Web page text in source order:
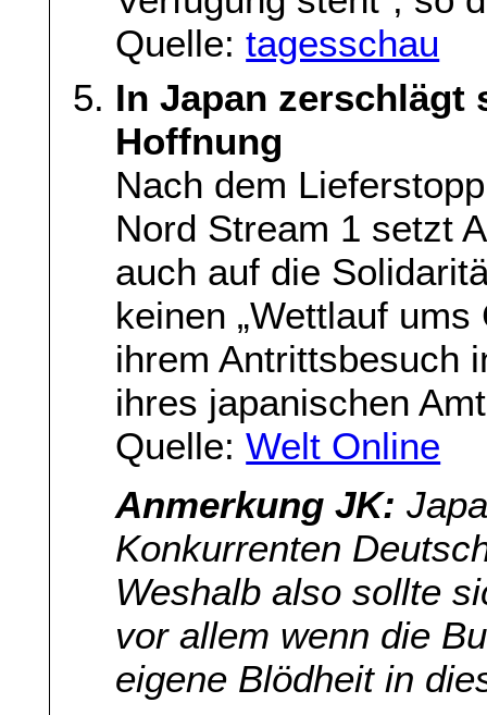
Quelle:tagesschau
In Japan zerschlägt
Hoffnung
Nach dem
Nord Stream 1 setzt
auch auf die
keinen „Wettlauf
ihrem Antrittsbesuch
ihres japanischen
Quelle:Welt Online
Anmerkung JK:
Konkurrenten
Weshalb also sollte
vor allem wenn die
eigene Blödheit in